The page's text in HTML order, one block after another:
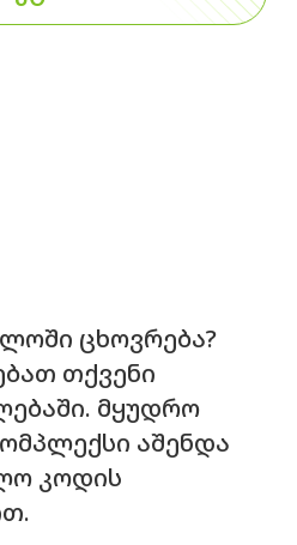
ცხოვრება?
თქვენი
მყუდრო
აშენდა
კოდის